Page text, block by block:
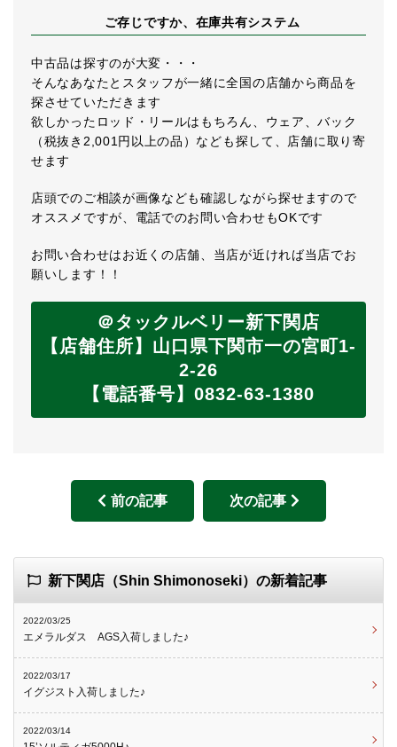
ご存じですか、在庫共有システム
中古品は探すのが大変・・・
そんなあなたとスタッフが一緒に全国の店舗から商品を
探させていただきます
欲しかったロッド・リールはもちろん、ウェア、バック
（税抜き2,001円以上の品）なども探して、店舗に取り寄
せます
店頭でのご相談が画像なども確認しながら探せますので
オススメですが、電話でのお問い合わせもOKです
お問い合わせはお近くの店舗、当店が近ければ当店でお
願いします！！
＠タックルベリー新下関店
【店舗住所】山口県下関市一の宮町1-
2-26
【電話番号】0832-63-1380
前の記事 次の記事
新下関店（Shin Shimonoseki）の新着記事
2022/03/25
エメラルダス AGS入荷しました♪
2022/03/17
イグジスト入荷しました♪
2022/03/14